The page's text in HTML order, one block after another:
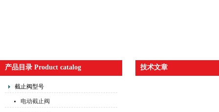
产品目录 Product catalog
截止阀型号
电动截止阀
技术文章